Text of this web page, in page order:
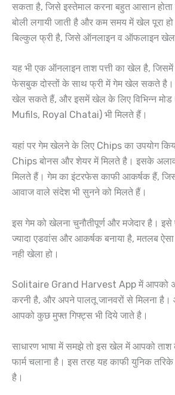
सकता है, जिसे इस्तेमाल करना बहुत आसान
बोली लगायी जाती है और कम समय में खेल पूरा
बिल्कुल फ्री है, जिसे ऑनलाइन व ऑफलाइन
यह भी एक ऑनलाइन ताश पत्ती का खेल है,
फेसबुक दोस्तों के साथ फ्री में गेम खेल सकते है।
खेल सकते हैं, और इसमें खेल के लिए विभिन्न मोड
Mufils, Royal Chatai) भी मिलते हैं।
यहां पर गेम खेलने के लिए Chips का उपयोग
Chips बोनस और शेयर में मिलते है। इसके
मिलते हैं। गेम का इंटरफेस काफी आकर्षक हैं,
आवाज वाले संदेश भी सुनने को मिलते हैं।
इस गेम को खेलना चुनौतीपूर्ण और मजेदार है।
ज्यादा एडवांस और आकर्षक बनाया है, मतलब
नही खेला हो।
Solitaire Grand Harvest App में आपको
करनी है, और अपने पालतू जानवरों से मिलना
आपको कुछ मुफ्त गिफ्ट्स भी दिये जाते है।
साधारण भाषा में समझे तो इस खेल में आपको
फार्म चलाना है। इस तरह यह काफी युनिक
है।